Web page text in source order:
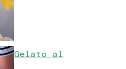
Gelato al